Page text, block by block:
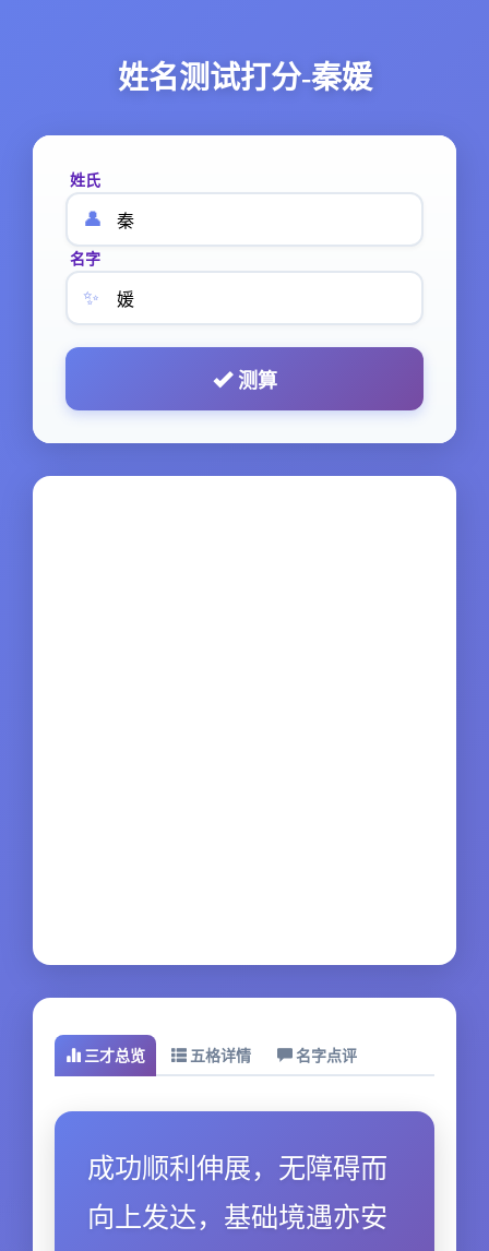
姓名测试打分-秦媛
姓氏
👤
名字
✨
测算
三才总览 五格详情 名字点评
成功顺利伸展，无障碍而
向上发达，基础境遇亦安